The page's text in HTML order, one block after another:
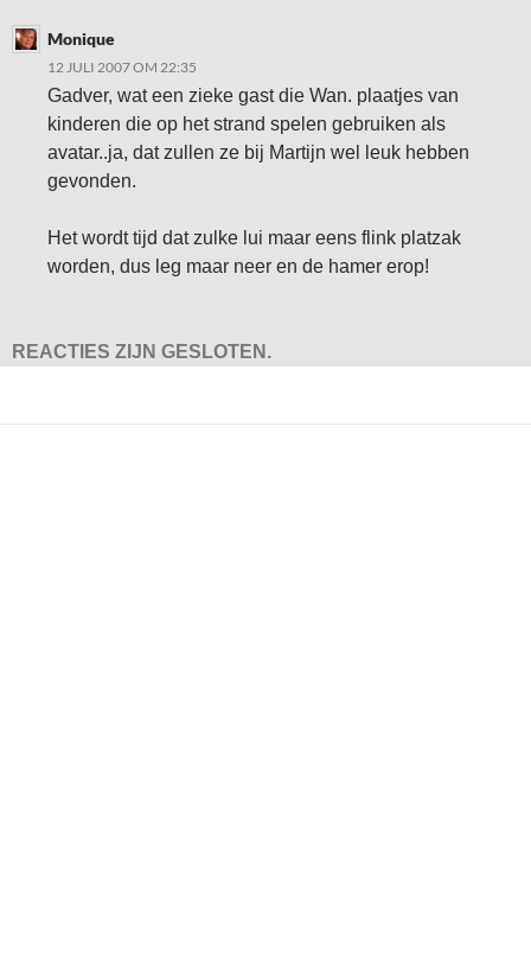
Monique
12 JULI 2007 OM 22:35
Gadver, wat een zieke gast die Wan. plaatjes van
kinderen die op het strand spelen gebruiken als
avatar..ja, dat zullen ze bij Martijn wel leuk hebben
gevonden.
Het wordt tijd dat zulke lui maar eens flink platzak
worden, dus leg maar neer en de hamer erop!
REACTIES ZIJN GESLOTEN.